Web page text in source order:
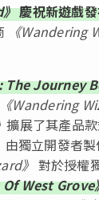
慶祝新遊戲
《Wandering
The Journey
《Wandering
擴展了其產品
由獨立開發者
》 對於授權
West Grove